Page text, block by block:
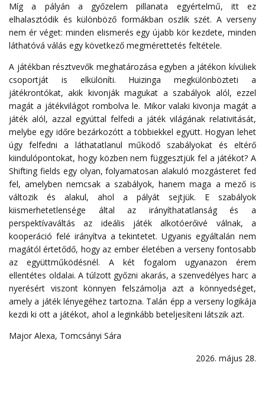
Míg a pályán a győzelem pillanata egyértelmű, itt ez
elhalasztódik és különböző formákban oszlik szét. A verseny
nem ér véget: minden elismerés egy újabb kör kezdete, minden
láthatóvá válás egy következő megmérettetés feltétele.
A játékban résztvevők meghatározása egyben a játékon kívüliek
csoportját is elkülöníti. Huizinga megkülönbözteti a
játékrontókat, akik kivonják magukat a szabályok alól, ezzel
magát a játékvilágot rombolva le. Mikor valaki kivonja magát a
játék alól, azzal egyúttal felfedi a játék világának relativitását,
melybe egy időre bezárkozótt a többiekkel együtt. Hogyan lehet
úgy felfedni a láthatatlanul működő szabályokat és eltérő
kiindulópontokat, hogy közben nem függesztjük fel a játékot? A
Shifting fields egy olyan, folyamatosan alakuló mozgásteret fed
fel, amelyben nemcsak a szabályok, hanem maga a mező is
változik és alakul, ahol a pályát sejtjük. E szabályok
kiismerhetetlensége által az irányíthatatlanság és a
perspektívaváltás az ideális játék alkotóerőivé válnak, a
kooperáció felé irányítva a tekintetet. Ugyanis egyáltalán nem
magától értetődő, hogy az ember életében a verseny fontosabb
az együttműködésnél. A két fogalom ugyanazon érem
ellentétes oldalai. A túlzott győzni akarás, a szenvedélyes harc a
nyerésért viszont könnyen felszámolja azt a könnyedséget,
amely a játék lényegéhez tartozna. Talán épp a verseny logikája
kezdi ki ott a játékot, ahol a leginkább beteljesíteni látszik azt.
Major Alexa, Tomcsányi Sára
2026. május 28.